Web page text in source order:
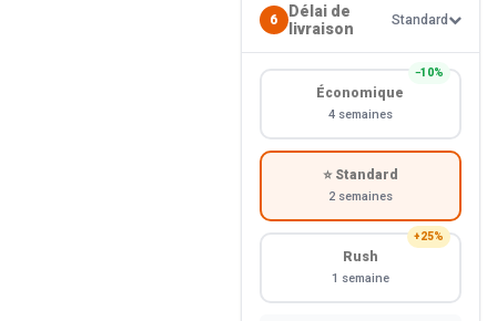
6
Délai de
livraison
Standard
−10%
Économique
4 semaines
⭐ Standard
2 semaines
+25%
Rush
1 semaine